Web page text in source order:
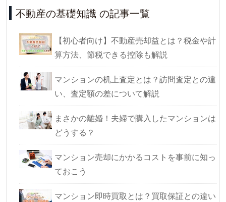
不動産の基礎知識 の記事一覧
【初心者向け】不動産売却益とは？税金や計
算方法、節税できる控除も解説
マンションの机上査定とは？訪問査定との違
い、査定額の差について解説
まさかの離婚！夫婦で購入したマンションは
どうする？
マンション売却にかかるコストを事前に知っ
ておこう
マンション即時買取とは？買取保証との違い